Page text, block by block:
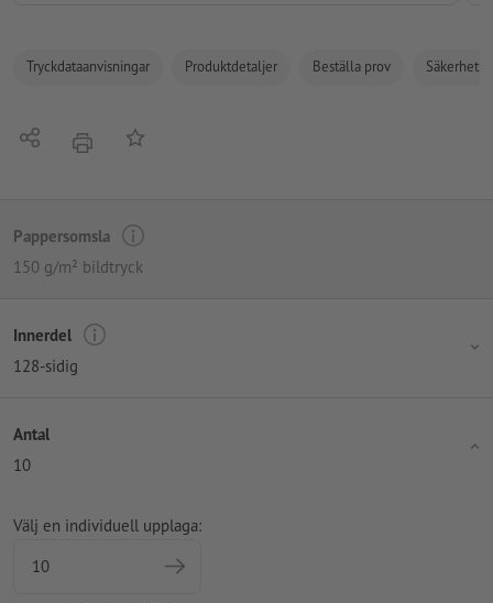
Tryckdataanvisningar Produktdetaljer Beställa prov
Dela erbjudandePå anteckningslistan
Pappersomsla
150 g/m² bildtryck
Innerdel
128-sidig
Antal
10
Välj en individuell upplaga: